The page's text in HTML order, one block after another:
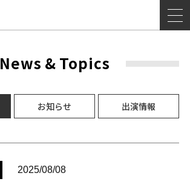
News & Topics
お知らせ 出演情報
2025/08/08